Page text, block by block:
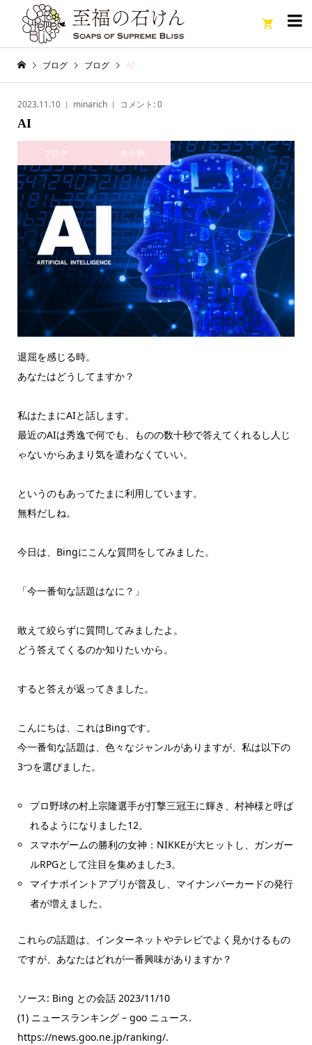

ブログ ブログ AI
2023.11.10 minarich コメント:0
AI
ブログ 未分類
退屈を感じる時。
あなたはどうしてますか？
私はたまにAIと話します。
最近のAIは秀逸で何でも、ものの数十秒で答えてくれるし人じ
ゃないからあまり気を遣わなくていい。
というのもあってたまに利用しています。
無料だしね。
今日は、Bingにこんな質問をしてみました。
「今一番旬な話題はなに？」
敢えて絞らずに質問してみましたよ。
どう答えてくるのか知りたいから。
すると答えが返ってきました。
こんにちは、これはBingです。
今一番旬な話題は、色々なジャンルがありますが、私は以下の
3つを選びました。
プロ野球の村上宗隆選手が打撃三冠王に輝き、村神様と呼ば
れるようになりました12。
スマホゲームの勝利の女神：NIKKEが大ヒットし、ガンガー
ルRPGとして注目を集めました3。
マイナポイントアプリが普及し、マイナンバーカードの発行
者が増えました。
これらの話題は、インターネットやテレビでよく見かけるもの
ですが、あなたはどれが一番興味がありますか？
ソース: Bing との会話 2023/11/10
(1) ニュースランキング – goo ニュース.
https://news.goo.ne.jp/ranking/.